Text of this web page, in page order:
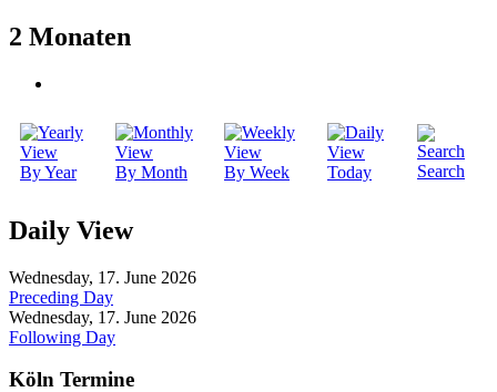
2 Monaten
By Year By Month By Week Today Search
Daily View
Wednesday, 17. June 2026
Preceding Day
Wednesday, 17. June 2026
Following Day
Köln Termine